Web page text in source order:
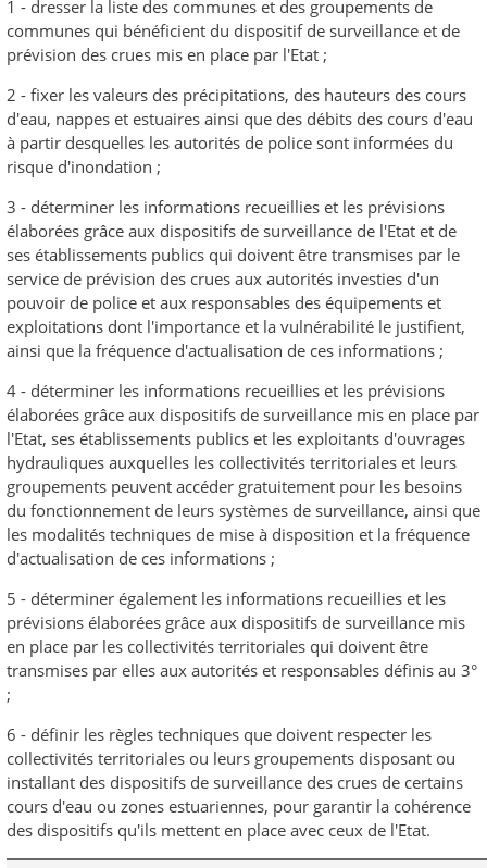
1 - dresser la liste des communes et des groupements de
communes qui bénéficient du dispositif de surveillance et de
prévision des crues mis en place par l'Etat ;
2 - fixer les valeurs des précipitations, des hauteurs des cours
d'eau, nappes et estuaires ainsi que des débits des cours d'eau
à partir desquelles les autorités de police sont informées du
risque d'inondation ;
3 - déterminer les informations recueillies et les prévisions
élaborées grâce aux dispositifs de surveillance de l'Etat et de
ses établissements publics qui doivent être transmises par le
service de prévision des crues aux autorités investies d'un
pouvoir de police et aux responsables des équipements et
exploitations dont l'importance et la vulnérabilité le justifient,
ainsi que la fréquence d'actualisation de ces informations ;
4 - déterminer les informations recueillies et les prévisions
élaborées grâce aux dispositifs de surveillance mis en place par
l'Etat, ses établissements publics et les exploitants d'ouvrages
hydrauliques auxquelles les collectivités territoriales et leurs
groupements peuvent accéder gratuitement pour les besoins
du fonctionnement de leurs systèmes de surveillance, ainsi que
les modalités techniques de mise à disposition et la fréquence
d'actualisation de ces informations ;
5 - déterminer également les informations recueillies et les
prévisions élaborées grâce aux dispositifs de surveillance mis
en place par les collectivités territoriales qui doivent être
transmises par elles aux autorités et responsables définis au 3°
;
6 - définir les règles techniques que doivent respecter les
collectivités territoriales ou leurs groupements disposant ou
installant des dispositifs de surveillance des crues de certains
cours d'eau ou zones estuariennes, pour garantir la cohérence
des dispositifs qu'ils mettent en place avec ceux de l'Etat.